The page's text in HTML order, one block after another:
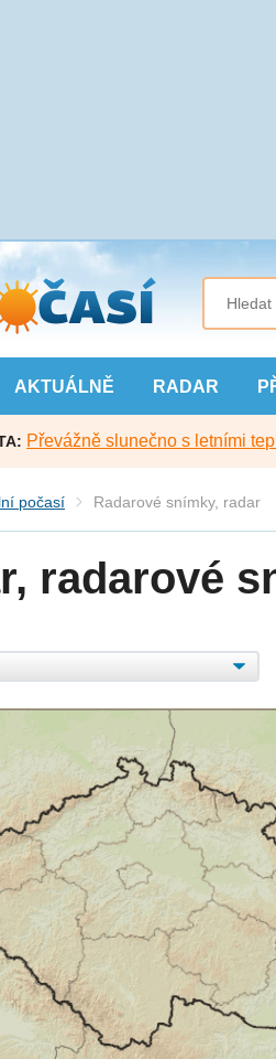
AKTUÁLNĚ RADAR
Převážně slunečno s letními
počasí Radarové snímky, radar
radarové